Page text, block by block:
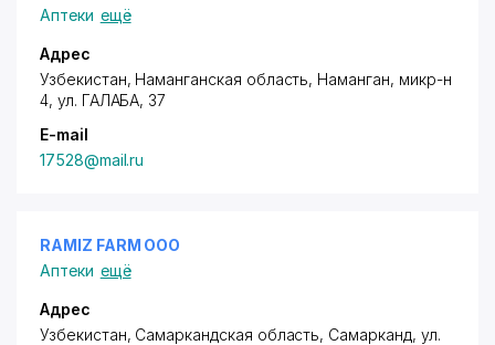
Аптеки ещё
Адрес
Узбекистан, Наманганская область, Наманган, микр-н
4, ул. ГАЛАБА, 37
E-mail
17528@mail.ru
RAMIZ FARM ООО
Аптеки ещё
Адрес
Узбекистан, Самаркандская область, Самарканд, ул.